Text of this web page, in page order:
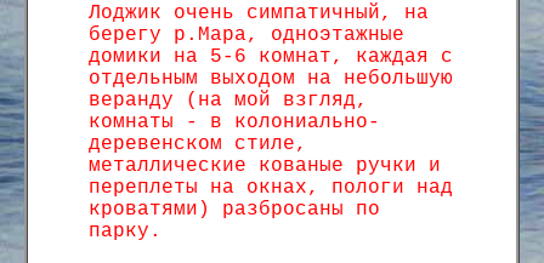
Лоджик очень симпатичный, на
берегу р.Мара, одноэтажные
домики на 5-6 комнат, каждая с
отдельным выходом на небольшую
веранду (на мой взгляд,
комнаты - в колониально-
деревенском стиле,
металлические кованые ручки и
переплеты на окнах, пологи над
кроватями) разбросаны по
парку.